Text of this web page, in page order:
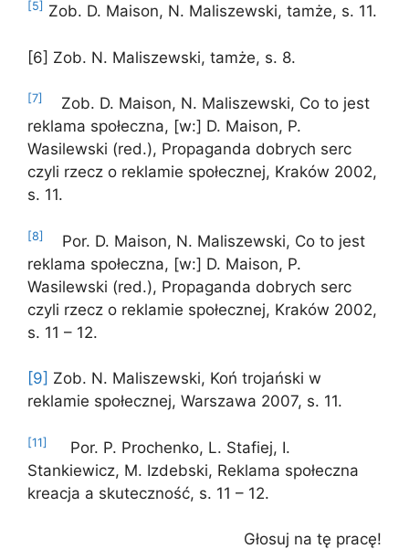
[5] Zob. D. Maison, N. Maliszewski, tamże, s. 11.
[6] Zob. N. Maliszewski, tamże, s. 8.
[7]
Zob. D. Maison, N. Maliszewski, Co to jest
reklama społeczna, [w:] D. Maison, P.
Wasilewski (red.), Propaganda dobrych serc
czyli rzecz o reklamie społecznej, Kraków 2002,
s. 11.
[8]
Por. D. Maison, N. Maliszewski, Co to jest
reklama społeczna, [w:] D. Maison, P.
Wasilewski (red.), Propaganda dobrych serc
czyli rzecz o reklamie społecznej, Kraków 2002,
s. 11 – 12.
[9] Zob. N. Maliszewski, Koń trojański w
reklamie społecznej, Warszawa 2007, s. 11.
[11]
Por. P. Prochenko, L. Stafiej, I.
Stankiewicz, M. Izdebski, Reklama społeczna
kreacja a skuteczność, s. 11 – 12.
Głosuj na tę pracę!